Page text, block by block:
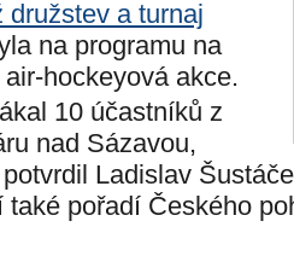
a turnaj
na programu na
hockeyová akce.
10 účastníků z
nad Sázavou,
Ladislav
pořadí Českého